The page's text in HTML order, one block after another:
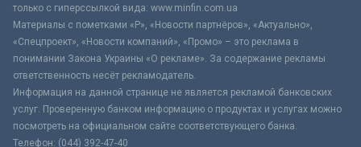
только с гиперссылкой вида: www.minfin.com.ua
Материалы с пометками «Р», «Новости партнёров», «Актуально»,
«Спецпроект», «Новости компаний», «Промо» – это реклама в
понимании Закона Украины «О рекламе». За содержание рекламы
ответственность несёт рекламодатель.
Информация на данной странице не является рекламой банковских
услуг. Проверенную банком информацию о продуктах и услугах можно
посмотреть на официальном сайте соответствующего банка.
Телефон: (044) 392-47-40